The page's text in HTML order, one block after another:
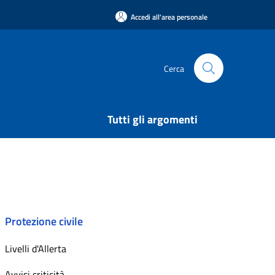
Accedi all'area personale
Cerca
Tutti gli argomenti
Protezione civile
Livelli d'Allerta